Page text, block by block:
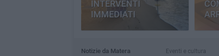
INTERVENTI
IMMEDIATI
Notizie da Matera
Eventi e cultura